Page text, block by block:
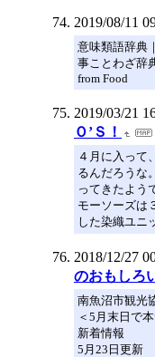
2019/08/11
意味類語辞典
事ことわざ辞
from Food
2019/03/21
Ｏ’Ｓ！
４月に入って
るんだろうな
ってきたよう
モーソーズは
した染織ユニ
2018/12/27
のおもしろ
南魚沼市観光
＜5月末日で
新着情報
5月23日更新